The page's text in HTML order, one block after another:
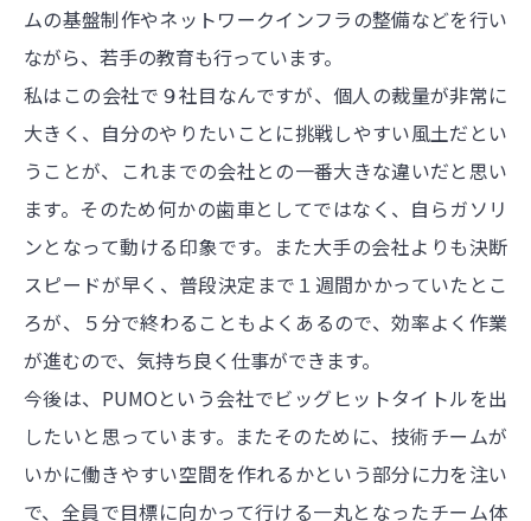
ムの基盤制作やネットワークインフラの整備などを行い
ながら、若手の教育も行っています。
私はこの会社で９社目なんですが、個人の裁量が非常に
大きく、自分のやりたいことに挑戦しやすい風土だとい
うことが、これまでの会社との一番大きな違いだと思い
ます。そのため何かの歯車としてではなく、自らガソリ
ンとなって動ける印象です。また大手の会社よりも決断
スピードが早く、普段決定まで１週間かかっていたとこ
ろが、５分で終わることもよくあるので、効率よく作業
が進むので、気持ち良く仕事ができます。
今後は、PUMOという会社でビッグヒットタイトルを出
したいと思っています。またそのために、技術チームが
いかに働きやすい空間を作れるかという部分に力を注い
で、全員で目標に向かって行ける一丸となったチーム体